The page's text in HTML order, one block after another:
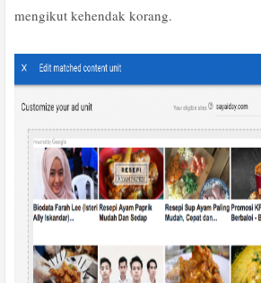
mengikut kehendak korang.